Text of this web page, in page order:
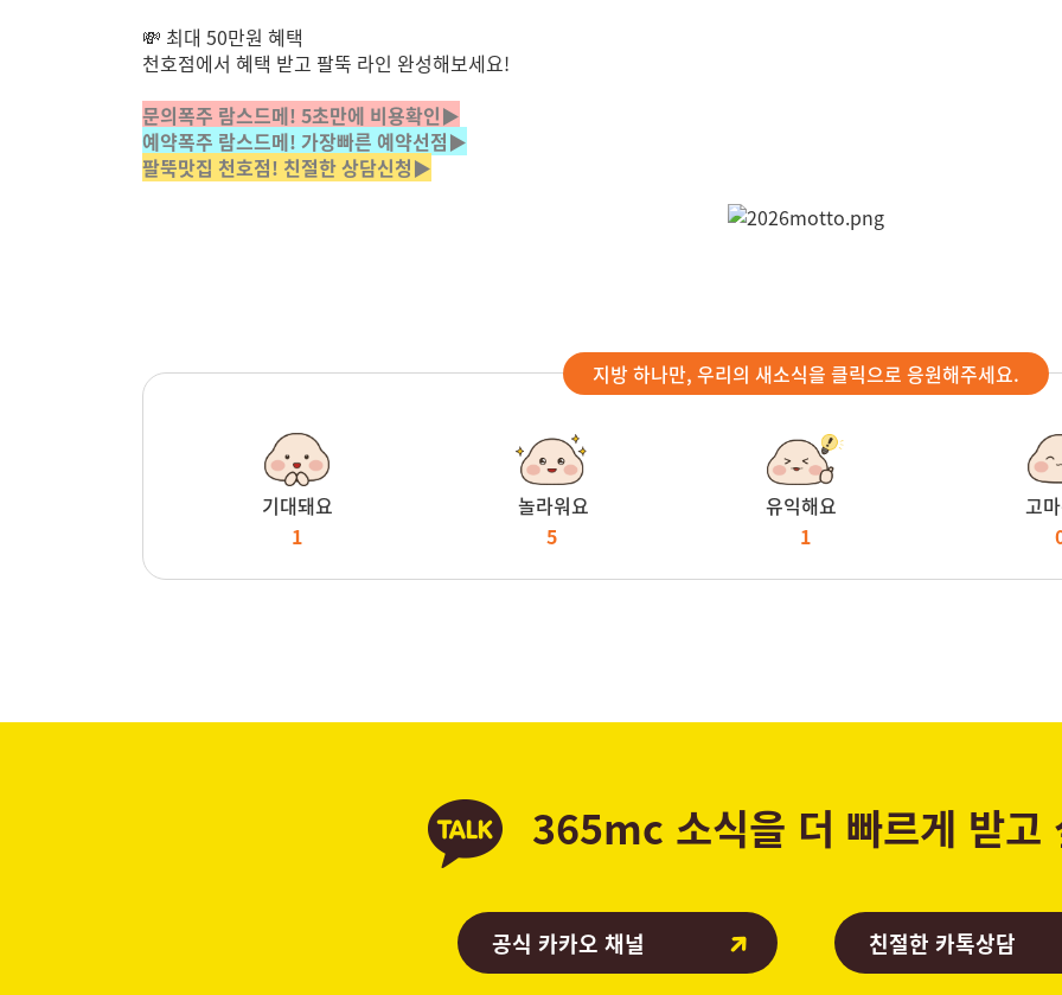
💸 최대 50만원 혜택
천호점에서 혜택 받고 팔뚝 라인 완성해보세요!
문의폭주 람스드메! 5초만에 비용확인▶
예약폭주 람스드메! 가장빠른 예약선점▶
팔뚝맛집 천호점! 친절한 상담신청▶
지방 하나만, 우리의 새소식을 클릭으로 응원해주세요.
기대돼요
1
놀라워요
5
유익해요
1
고
365mc 소식을 더 빠르게 받고
공식 카카오 채널 친절한 카톡상담